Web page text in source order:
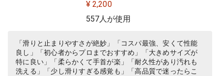
¥ 2,200
557人が使用
「滑りと止まりやすさが絶妙」「コスパ最強、安くて性能
良し」「初心者からプロまでおすすめ」「大きめサイズが
特に良い」「柔らかくて手首が楽」「耐久性があり汚れも
洗える」「少し滑りすぎる感覚も」「高品質で迷ったらこ